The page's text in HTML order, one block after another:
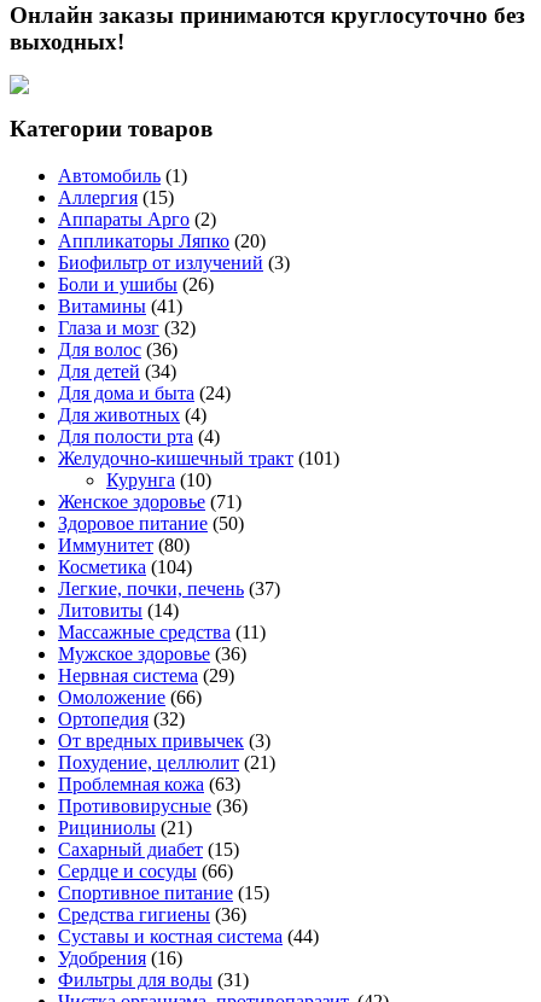
Онлайн заказы принимаются круглосуточно без
выходных!
Категории товаров
Автомобиль (1)
Аллергия (15)
Аппараты Арго (2)
Аппликаторы Ляпко (20)
Биофильтр от излучений (3)
Боли и ушибы (26)
Витамины (41)
Глаза и мозг (32)
Для волос (36)
Для детей (34)
Для дома и быта (24)
Для животных (4)
Для полости рта (4)
Желудочно-кишечный тракт (101)
Курунга (10)
Женское здоровье (71)
Здоровое питание (50)
Иммунитет (80)
Косметика (104)
Легкие, почки, печень (37)
Литовиты (14)
Массажные средства (11)
Мужское здоровье (36)
Нервная система (29)
Омоложение (66)
Ортопедия (32)
От вредных привычек (3)
Похудение, целлюлит (21)
Проблемная кожа (63)
Противовирусные (36)
Рициниолы (21)
Сахарный диабет (15)
Сердце и сосуды (66)
Спортивное питание (15)
Средства гигиены (36)
Суставы и костная система (44)
Удобрения (16)
Фильтры для воды (31)